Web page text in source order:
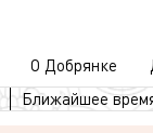
О Добрянке
Ближайшее